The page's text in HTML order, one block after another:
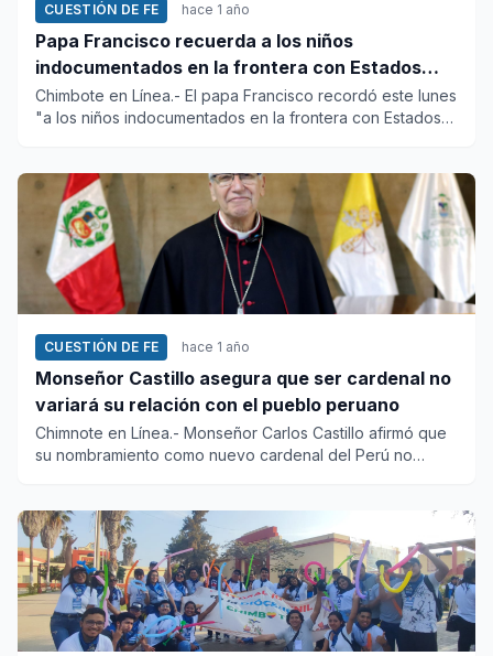
CUESTIÓN DE FE hace 1 año
Papa Francisco recuerda a los niños
indocumentados en la frontera con Estados
Unidos
Chimbote en Línea.- El papa Francisco recordó este lunes
"a los niños indocumentados en la frontera con Estados
CUESTIÓN DE FE hace 1 año
Monseñor Castillo asegura que ser cardenal no
variará su relación con el pueblo peruano
Chimnote en Línea.- Monseñor Carlos Castillo afirmó que
su nombramiento como nuevo cardenal del Perú no